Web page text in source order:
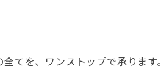
てを、ワンストップで承ります。